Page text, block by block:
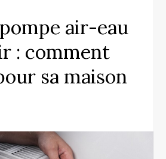
air-eau
: comment
sa maison